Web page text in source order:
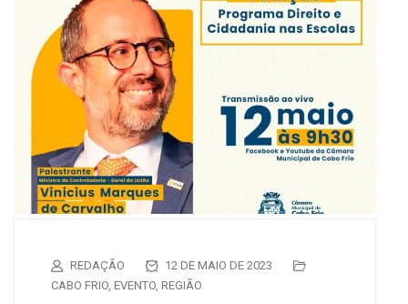
REDAÇÃO
12 DE MAIO DE 2023
CABO FRIO, EVENTO, REGIÃO